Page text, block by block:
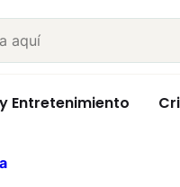
Entretenimiento